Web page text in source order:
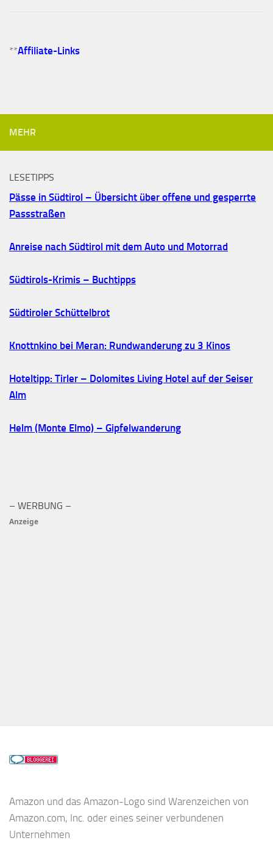
**Affiliate-Links
MEHR
LESETIPPS
Pässe in Südtirol – Übersicht über offene und gesperrte
Passstraßen
Anreise nach Südtirol mit dem Auto und Motorrad
Südtirols-Krimis – Buchtipps
Südtiroler Schüttelbrot
Knottnkino bei Meran: Rundwanderung zu 3 Kinos
Hoteltipp: Tirler – Dolomites Living Hotel auf der Seiser
Alm
Helm (Monte Elmo) – Gipfelwanderung
– WERBUNG –
Anzeige
Amazon und das Amazon-Logo sind Warenzeichen von
Amazon.com, Inc. oder eines seiner verbundenen
Unternehmen